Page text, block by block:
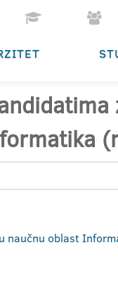
naučnu oblast